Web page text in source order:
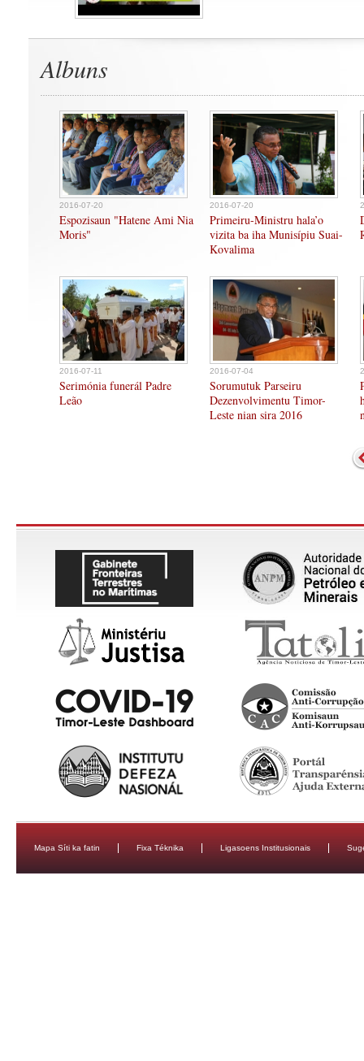
Albuns
2016-07-20
Espozisaun "Hatene Ami Nia
Moris"
2016-07-20
Primeiru-Ministru hala’o
vizita ba iha Munisípiu Suai-
Kovalima
2016-07-11
Serimónia funerál Padre
Leão
2016-07-04
Sorumutuk Parseiru
Dezenvolvimentu Timor-
Leste nian sira 2016
Mapa Síti ka fatin Fixa Téknika Ligasoens Institusionais